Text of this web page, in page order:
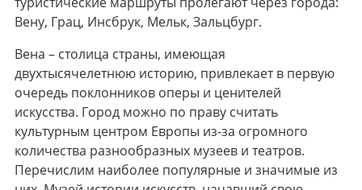
Вену, Грац, Инсбрук, Мельк, Зальцбург.
Вена – столица страны, имеющая
двухтысячелетнюю историю, привлекает в первую
очередь поклонников оперы и ценителей
искусства. Город можно по праву считать
культурным центром Европы из-за огромного
количества разнообразных музеев и театров.
Перечислим наиболее популярные и значимые из